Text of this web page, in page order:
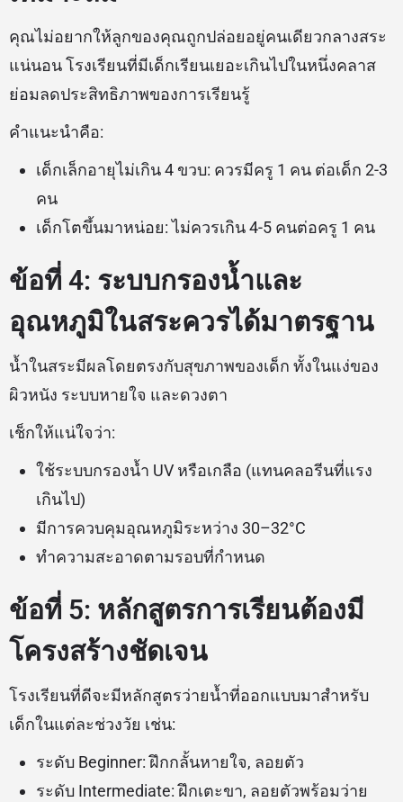
คุณไม่อยากให้ลูกของคุณถูกปล่อยอยู่คนเดียวกลางสระ
แน่นอน โรงเรียนที่มีเด็กเรียนเยอะเกินไปในหนึ่งคลาส
ย่อมลดประสิทธิภาพของการเรียนรู้
คำแนะนำคือ:
เด็กเล็กอายุไม่เกิน 4 ขวบ: ควรมีครู 1 คน ต่อเด็ก 2-3
คน
เด็กโตขึ้นมาหน่อย: ไม่ควรเกิน 4-5 คนต่อครู 1 คน
ข้อที่ 4: ระบบกรองน้ำและ
อุณหภูมิในสระควรได้มาตรฐาน
น้ำในสระมีผลโดยตรงกับสุขภาพของเด็ก ทั้งในแง่ของ
ผิวหนัง ระบบหายใจ และดวงตา
เช็กให้แน่ใจว่า:
ใช้ระบบกรองน้ำ UV หรือเกลือ (แทนคลอรีนที่แรง
เกินไป)
มีการควบคุมอุณหภูมิระหว่าง 30–32°C
ทำความสะอาดตามรอบที่กำหนด
ข้อที่ 5: หลักสูตรการเรียนต้องมี
โครงสร้างชัดเจน
โรงเรียนที่ดีจะมีหลักสูตรว่ายน้ำที่ออกแบบมาสำหรับ
เด็กในแต่ละช่วงวัย เช่น:
ระดับ Beginner: ฝึกกลั้นหายใจ, ลอยตัว
ระดับ Intermediate: ฝึกเตะขา, ลอยตัวพร้อมว่าย